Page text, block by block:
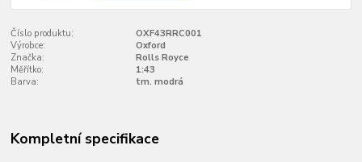
Číslo produktu:
OXF43RRC001
Výrobce:
Oxford
Značka:
Rolls Royce
Měřítko:
1:43
Barva:
tm. modrá
Kompletní specifikace